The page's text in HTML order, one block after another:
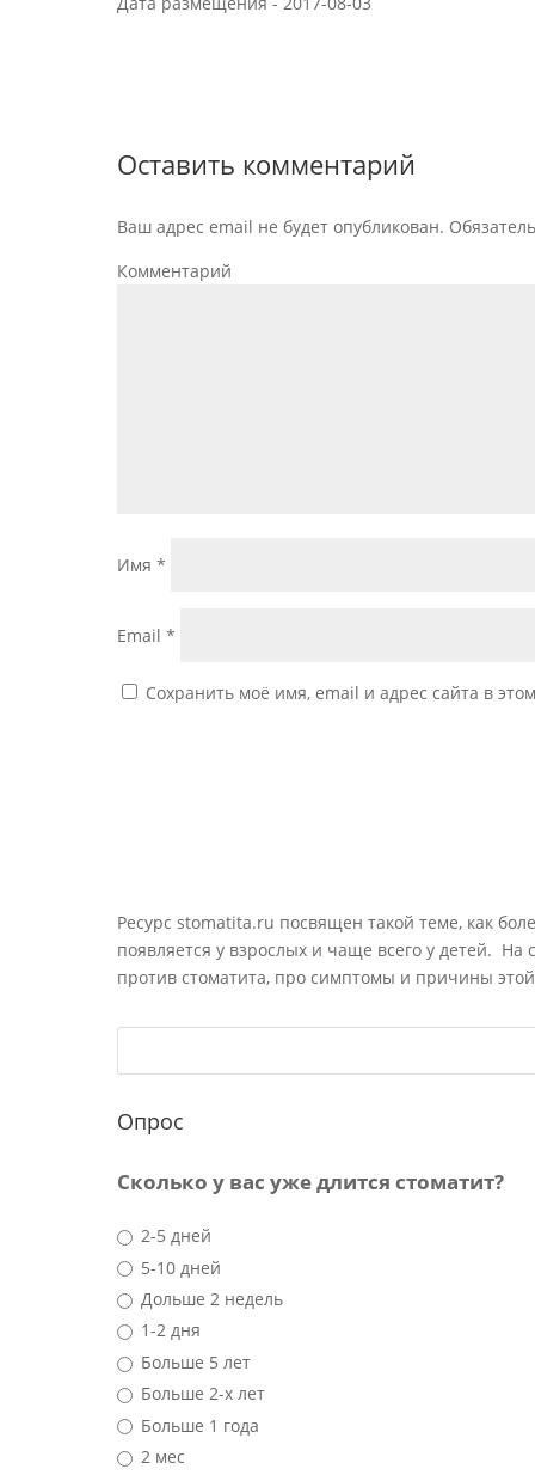
Оставить комментарий
Ваш адрес email не будет опубликован.
Комментарий
Имя *
Email *
Сохранить моё имя, email и адрес сайта в
Ресурс stomatita.ru посвящен такой теме, как
появляется у взрослых и чаще всего у детей.
против стоматита, про симптомы и причины
Опрос
Сколько у вас уже длится стоматит?
2-5 дней
5-10 дней
Дольше 2 недель
1-2 дня
Больше 5 лет
Больше 2-х лет
Больше 1 года
2 мес